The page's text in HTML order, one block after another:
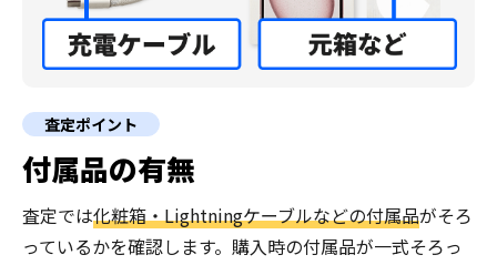
査定ポイント
付属品の有無
査定では化粧箱・Lightningケーブルなどの付属品がそろ
っているかを確認します。購入時の付属品が一式そろっ